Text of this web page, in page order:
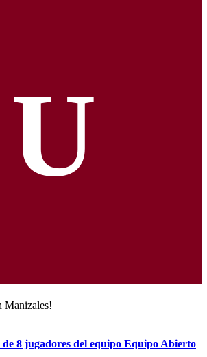
U
Manizales!
8 jugadores del equipo Equipo Abierto